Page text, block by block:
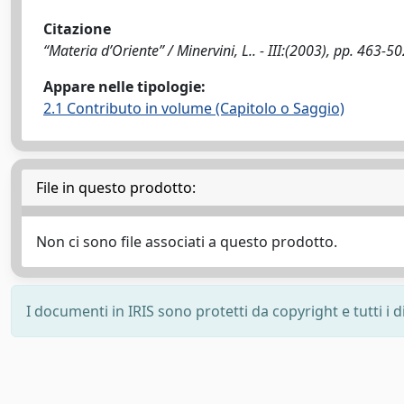
Citazione
“Materia d’Oriente” / Minervini, L.. - III:(2003), pp. 463-
Appare nelle tipologie:
2.1 Contributo in volume (Capitolo o Saggio)
File in questo prodotto:
Non ci sono file associati a questo prodotto.
I documenti in IRIS sono protetti da copyright e tutti i